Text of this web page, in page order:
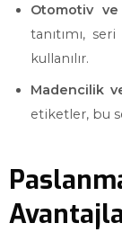
Otomotiv
tanıtımı,
kullanılır.
Madencilik
etiketler, bu